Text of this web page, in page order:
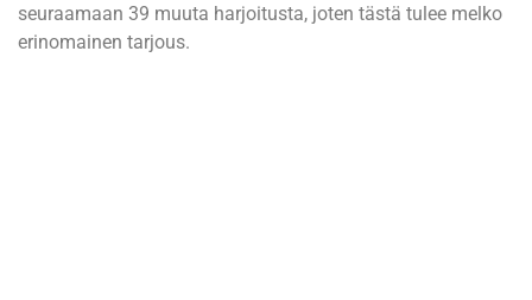
seuraamaan 39 muuta harjoitusta, joten tästä tulee melko
erinomainen tarjous.